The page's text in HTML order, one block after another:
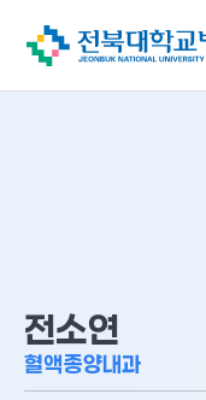
전소연
혈액종양내과